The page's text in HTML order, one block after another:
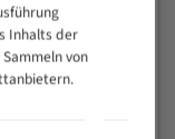
Inhalts der
von